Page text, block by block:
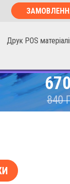
Друк POS
840